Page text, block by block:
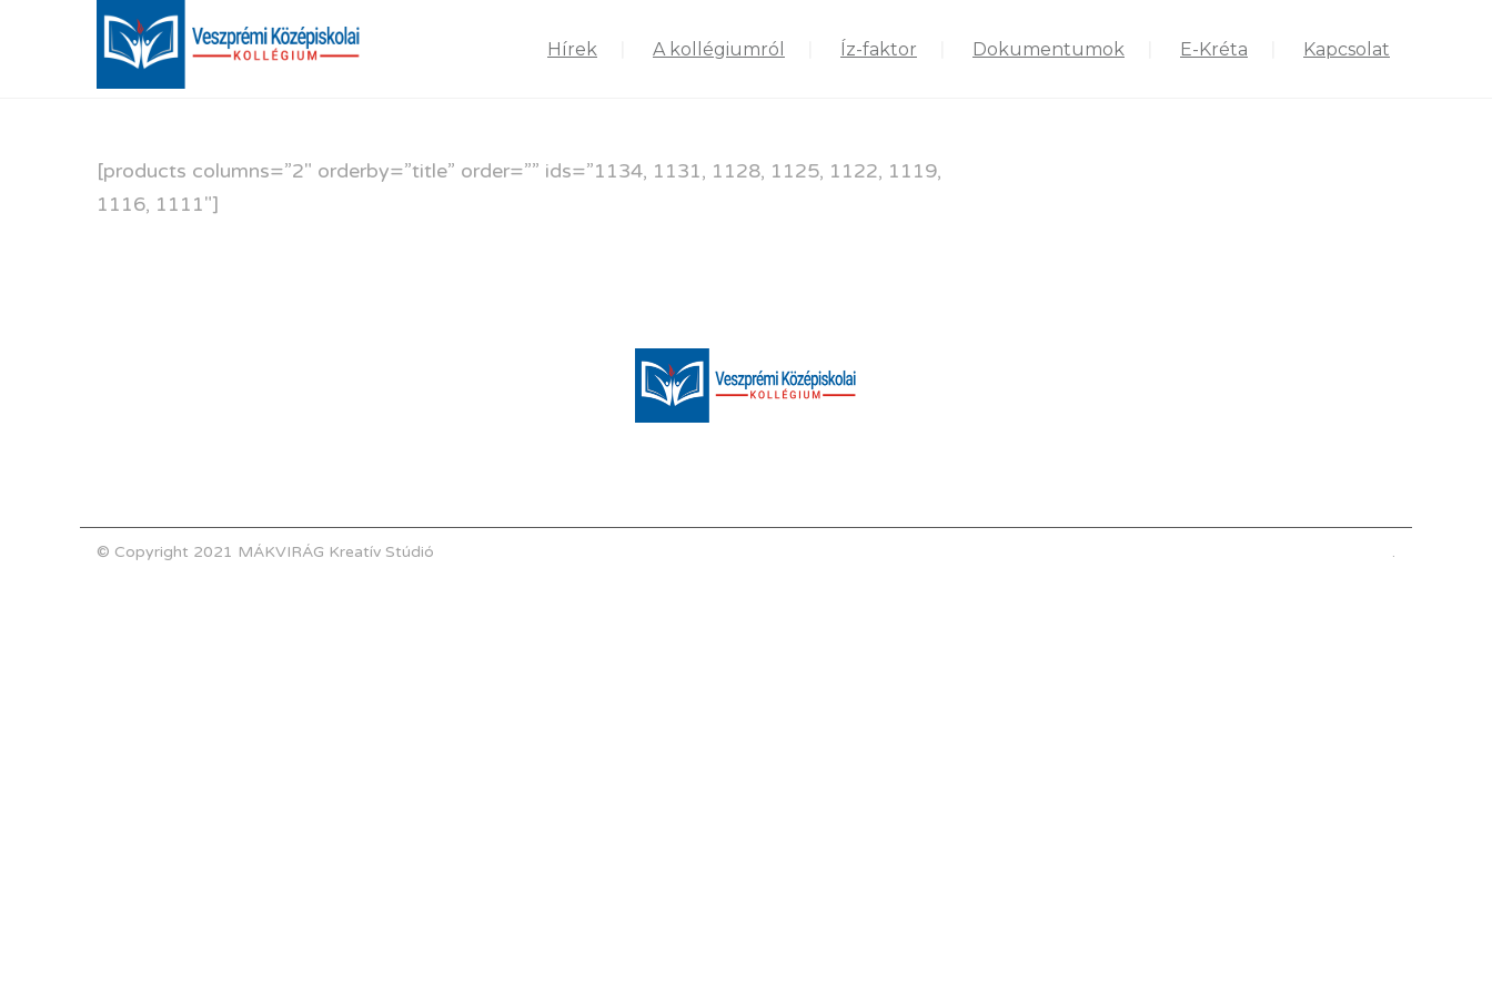
Hírek A kollégiumról Íz-faktor Dokumentumok E-Kréta Kapcsolat
[products columns=”2″ orderby=”title” order=”” ids=”1134, 1131, 1128, 1125, 1122, 1119,
1116, 1111″]
© Copyright 2021 MÁKVIRÁG Kreatív Stúdió .